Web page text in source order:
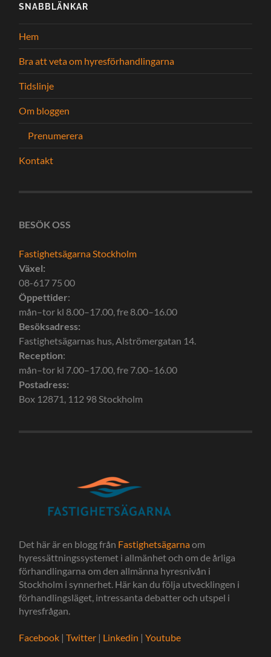
SNABBLÄNKAR
Hem
Bra att veta om hyresförhandlingarna
Tidslinje
Om bloggen
Prenumerera
Kontakt
BESÖK OSS
Fastighetsägarna Stockholm
Växel:
08-617 75 00
Öppettider:
mån–tor kl 8.00–17.00, fre 8.00–16.00
Besöksadress:
Fastighetsägarnas hus, Alströmergatan 14.
Reception:
mån–tor kl 7.00–17.00, fre 7.00–16.00
Postadress:
Box 12871, 112 98 Stockholm
Det här är en blogg från Fastighetsägarnaom
hyressättningssystemet i allmänhet och om de årliga
förhandlingarna om den allmänna hyresnivån i
Stockholm i synnerhet. Här kan du följa utvecklingen i
förhandlingsläget, intressanta debatter och utspel i
hyresfrågan.
Facebook |Twitter | Linkedin |Youtube